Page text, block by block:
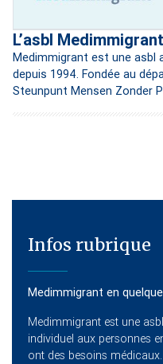
L’asbl Medimmigrant
Medimmigrant est une asbl
depuis 1994. Fondée au
Steunpunt Mensen Zonder
Infos rubrique
Medimmigrant en
Medimmigrant est une
individuel aux personnes
ont des besoins